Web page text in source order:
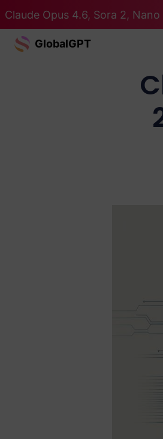
Claude Opus 4.6, Sora 2,
GlobalGPT